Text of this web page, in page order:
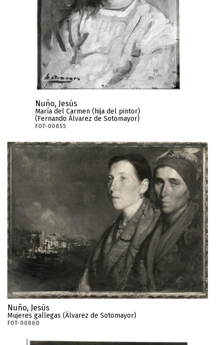
Nuño, Jesús
María del Carmen (hija del pintor)
(Fernando Álvarez de Sotomayor)
FOT-00855
Nuño, Jesús
Mujeres gallegas (Álvarez de Sotomayor)
FOT-00860